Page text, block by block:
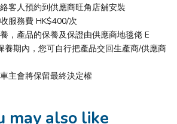
客人預約到供應商旺角店舖安裝
服務費 HK$400/次
，產品的保養及保證由供應商地毯佬 E
養期內，您可自行把產品交回生產商/供應商
主會將保留最終決定權
may also like